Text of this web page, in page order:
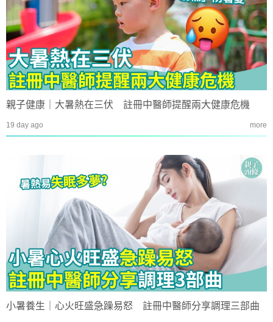
親子健康｜大暑熱在三伏 註冊中醫師提醒兩大健康危機
19 day ago more
小暑養生｜心火旺盛急躁易怒 註冊中醫師分享調理三部曲